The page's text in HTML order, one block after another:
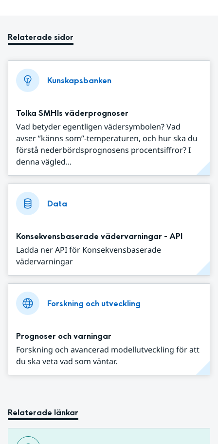
Relaterade sidor
Kunskapsbanken
Tolka SMHIs väderprognoser
Vad betyder egentligen vädersymbolen? Vad
avser ”känns som”-temperaturen, och hur ska du
förstå nederbördsprognosens procentsiffror? I
denna vägled...
Data
Konsekvensbaserade vädervarningar - API
Ladda ner API för Konsekvensbaserade
vädervarningar
Forskning och utveckling
Prognoser och varningar
Forskning och avancerad modellutveckling för att
du ska veta vad som väntar.
Relaterade länkar